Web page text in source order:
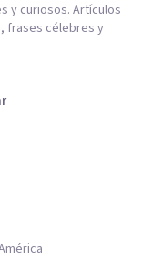
y curiosos. Artículos
frases célebres y